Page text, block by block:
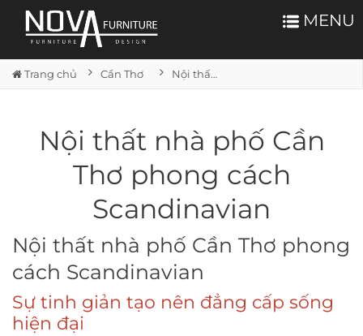
MENU
Trang chủ Cần Thơ Nội thất nhà phố Cần Thơ phong cách Scandinavian
Nội thất nhà phố Cần
Thơ phong cách
Scandinavian
Nội thất nhà phố Cần Thơ phong
cách Scandinavian
Sự tinh giản tạo nên đẳng cấp sống
hiện đại